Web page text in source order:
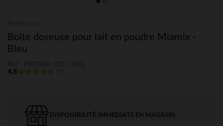
Boîte doseuse pour lait en poudre Miamix -
Bleu
4.6
DISPONIBILITÉ IMMÉDIATE EN MAGASIN